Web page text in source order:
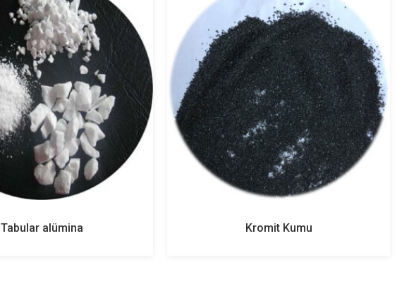
Tabular alümina Kromit Kumu